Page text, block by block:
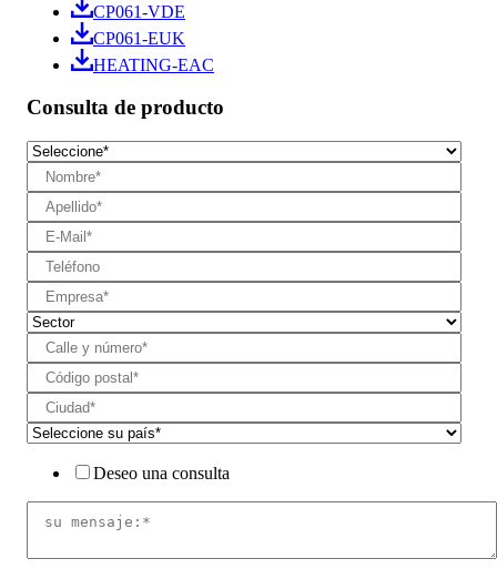
CP061-VDE
CP061-EUK
HEATING-EAC
Consulta de producto
Deseo una consulta